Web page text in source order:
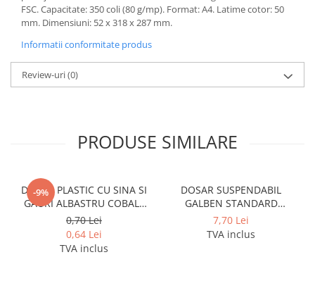
Markere speciale pentru desen
Pixuri si rezerve
Produse Craft
Ghiozdane si genti scolare
Carti si jocuri pentru copii
Jocuri / Party
Coperti scolare
Diverse articole pentru scoala
Pachete scolare
FSC. Capacitate: 350 coli (80 g/mp). Format: A4. Latime cotor: 50
mm. Dimensiuni: 52 x 318 x 287 mm.
Informatii conformitate produs
Review-uri(0)
PRODUSE SIMILARE
-9%
DOSAR PLASTIC CU SINA SI
GAURI ALBASTRU COBALT
NOKI
0,70 Lei
0,64 Lei
TVA inclus
DOSAR SUSPENDABIL
GALBEN STANDARD
PENDAFLEX ESSELTE
7,70 Lei
TVA inclus